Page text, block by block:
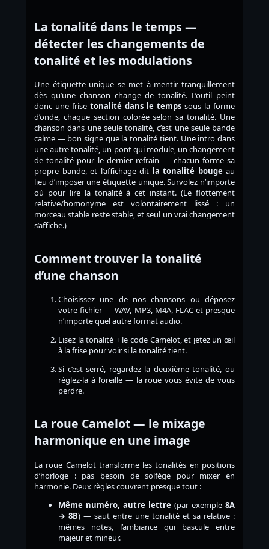
La tonalité dans le temps —
détecter les changements de
tonalité et les modulations
Une étiquette unique se met à mentir tranquillement
dès qu’une chanson change de tonalité. L’outil peint
donc une frise tonalité dans le temps sous la forme
d’onde, chaque section colorée selon sa tonalité. Une
chanson dans une seule tonalité, c’est une seule bande
calme — bon signe que la tonalité tient. Une intro dans
une autre tonalité, un pont qui module, un changement
de tonalité pour le dernier refrain — chacun forme sa
propre bande, et l’affichage dit la tonalité bouge au
lieu d’imposer une étiquette unique. Survolez n’importe
où pour lire la tonalité à cet instant. (Le flottement
relative/homonyme est volontairement lissé : un
morceau stable reste stable, et seul un vrai changement
s’affiche.)
Comment trouver la tonalité
d’une chanson
Choisissez une de nos chansons ou déposez
votre fichier — WAV, MP3, M4A, FLAC et presque
n’importe quel autre format audio.
Lisez la tonalité + le code Camelot, et jetez un œil
à la frise pour voir si la tonalité tient.
Si c’est serré, regardez la deuxième tonalité, ou
réglez-la à l’oreille — la roue vous évite de vous
perdre.
La roue Camelot — le mixage
harmonique en une image
La roue Camelot transforme les tonalités en positions
d’horloge : pas besoin de solfège pour mixer en
harmonie. Deux règles couvrent presque tout :
Même numéro, autre lettre (par exemple 8A
→ 8B) — saut entre une tonalité et sa relative :
mêmes notes, l’ambiance qui bascule entre
majeur et mineur.